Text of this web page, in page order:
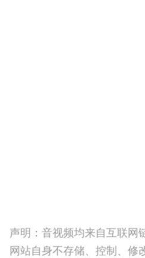
声明：音视频均来自互联网
网站自身不存储、控制、修